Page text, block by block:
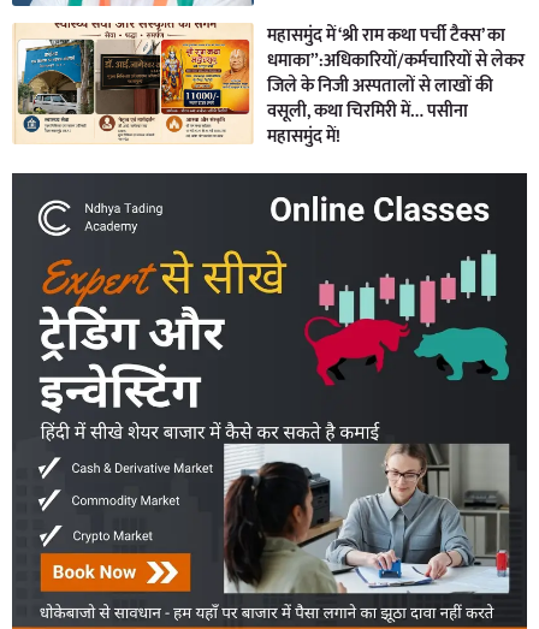
महासमुंद में ‘श्री राम कथा पर्ची टैक्स’ का
धमाका”:अधिकारियों/कर्मचारियों से लेकर
जिले के निजी अस्पतालों से लाखों की
वसूली, कथा चिरमिरी में… पसीना
महासमुंद में!